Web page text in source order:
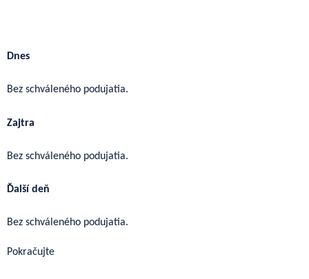
Dnes
Bez schváleného podujatia.
Zajtra
Bez schváleného podujatia.
Ďalší deň
Bez schváleného podujatia.
Pokračujte